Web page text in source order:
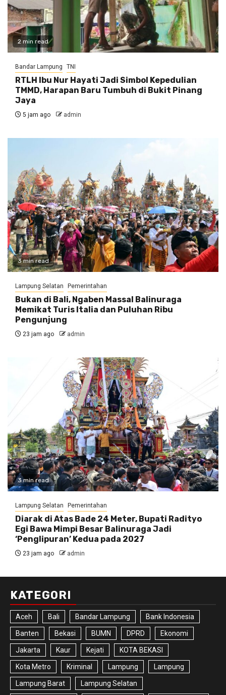
2 min read
Bandar Lampung TNI
RTLH Ibu Nur Hayati Jadi Simbol Kepedulian
TMMD, Harapan Baru Tumbuh di Bukit Pinang
Jaya
5 jam ago admin
3 min read
Lampung Selatan Pemerintahan
Bukan di Bali, Ngaben Massal Balinuraga
Memikat Turis Italia dan Puluhan Ribu
Pengunjung
23 jam ago admin
3 min read
Lampung Selatan Pemerintahan
Diarak di Atas Bade 24 Meter, Bupati Radityo
Egi Bawa Mimpi Besar Balinuraga Jadi
‘Penglipuran’ Kedua pada 2027
23 jam ago admin
KATEGORI
Aceh Bali Bandar Lampung Bank Indonesia
Banten Bekasi BUMN DPRD Ekonomi
Jakarta Kaur Kejati KOTA BEKASI
Kota Metro Kriminal Lampung Lampung
Lampung Barat Lampung Selatan